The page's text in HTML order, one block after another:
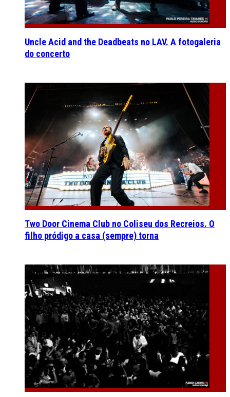
Uncle Acid and the Deadbeats no LAV. A fotogaleria
do concerto
Two Door Cinema Club no Coliseu dos Recreios. O
filho pródigo a casa (sempre) torna